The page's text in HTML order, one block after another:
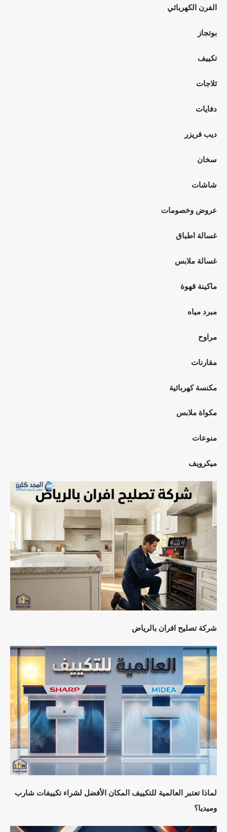
الفرن الكهربائي
بوتجاز
تكييف
ثلاجات
دفايات
ديب فريزر
سخان
شاشات
عروض وخصومات
غسالة اطباق
غسالة ملابس
ماكينة قهوة
مبرد مياه
مراوح
مقارنات
مكنسة كهربائية
مكواة ملابس
منوعات
ميكرويف
شركة تصليح افران بالرياض
لماذا تعتبر العالمية للتكييف المكان الأفضل لشراء تكييفات شارب
وميديا؟